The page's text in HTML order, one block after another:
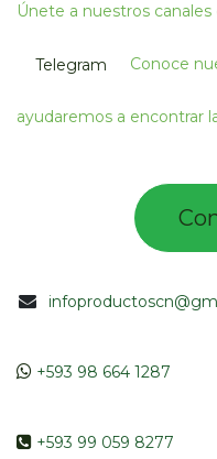
Únete a nuestros canales
Telegram Conoce
ayudaremos a encontrar
+593 98 664 1287
​ +593 99 059 8277